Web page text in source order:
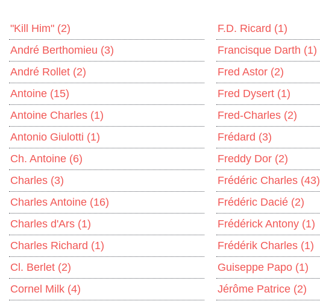
"Kill Him" (2)
André Berthomieu (3)
André Rollet (2)
Antoine (15)
Antoine Charles (1)
Antonio Giulotti (1)
Ch. Antoine (6)
Charles (3)
Charles Antoine (16)
Charles d'Ars (1)
Charles Richard (1)
Cl. Berlet (2)
Cornel Milk (4)
F.D. Ricard (1)
Francisque Darth (1)
Fred Astor (2)
Fred Dysert (1)
Fred-Charles (2)
Frédard (3)
Freddy Dor (2)
Frédéric Charles (43)
Frédéric Dacié (2)
Frédérick Antony (1)
Frédérik Charles (1)
Guiseppe Papo (1)
Jérôme Patrice (2)